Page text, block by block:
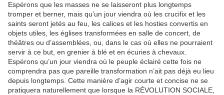
Espérons que les masses ne se laisseront plus longtemps
tromper et berner, mais qu’un jour viendra où les crucifix et les
saints seront jetés au feu, les calices et les hosties convertis en
objets utiles, les églises transformées en salle de concert, de
théâtres ou d’assemblées, ou, dans le cas où elles ne pourraient
servir à ce but, en grenier à blé et en écuries à chevaux.
Espérons qu’un jour viendra où le peuple éclairé cette fois ne
comprendra pas que pareille transformation n’ait pas déjà eu lieu
depuis longtemps. Cette manière d’agir courte et concise ne se
pratiquera naturellement que lorsque la RÉVOLUTION SOCIALE,